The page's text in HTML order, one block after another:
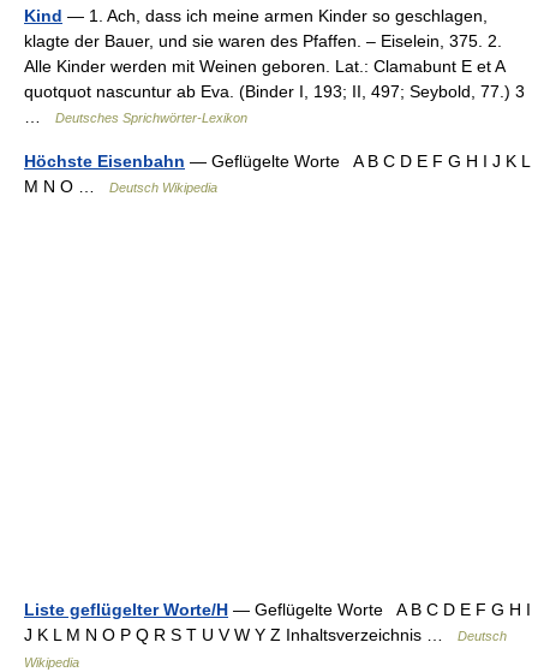
Kind — 1. Ach, dass ich meine armen Kinder so geschlagen,
klagte der Bauer, und sie waren des Pfaffen. – Eiselein, 375. 2.
Alle Kinder werden mit Weinen geboren. Lat.: Clamabunt E et A
quotquot nascuntur ab Eva. (Binder I, 193; II, 497; Seybold, 77.) 3
Deutsches Sprichwörter-Lexikon
Höchste Eisenbahn — Geflügelte Worte A B C D E F G H I J K L
M N O …
Deutsch Wikipedia
Liste geflügelter Worte/H — Geflügelte Worte A B C D E F G H I
J K L M N O P Q R S T U V W Y Z Inhaltsverzeichnis …
Deutsch
Wikipedia